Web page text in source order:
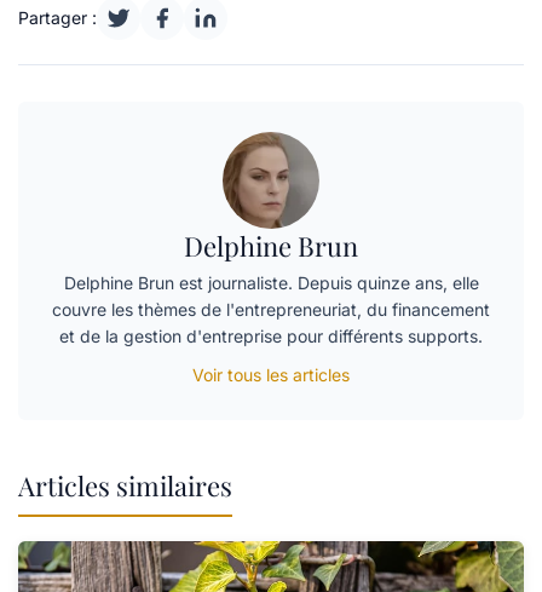
Partager :
Delphine Brun
Delphine Brun est journaliste. Depuis quinze ans, elle
couvre les thèmes de l'entrepreneuriat, du financement
et de la gestion d'entreprise pour différents supports.
Voir tous les articles
Articles similaires